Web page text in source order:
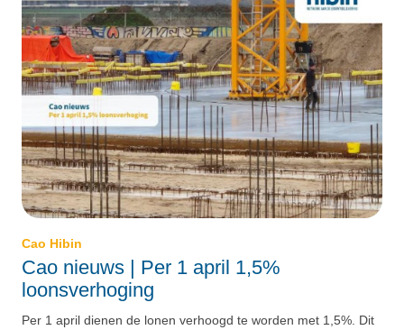
Cao Hibin
Cao nieuws | Per 1 april 1,5%
loonsverhoging
Per 1 april dienen de lonen verhoogd te worden met 1,5%. Dit